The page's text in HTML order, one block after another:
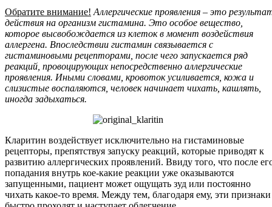
Обратите внимание! Аллергические проявления – это
действия на организм гистамина. Это особое вещество,
которое высвобождается из клеток в момент воздействия
аллергена. Впоследствии гистамин связывается с
гистаминовыми рецепторами, после чего запускается ряд
реакций, провоцирующих непосредственно аллергические
проявления. Иными словами, кровоток усиливается, кожа и
слизистые воспаляются, человек начинает чихать, кашлять,
иногда задыхаться.
Кларитин воздействует исключительно на гистаминовые
рецепторы, препятствуя запуску реакций, которые приводят к
развитию аллергических проявлений. Ввиду того, что после
попадания внутрь кое-какие реакции уже оказываются
запущенными, пациент может ощущать зуд или постоянно
чихать какое-то время. Между тем, благодаря ему, эти признаки